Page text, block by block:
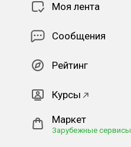
Моя лента
Сообщения
Рейтинг
Курсы
Маркет
Зарубежные сервисы